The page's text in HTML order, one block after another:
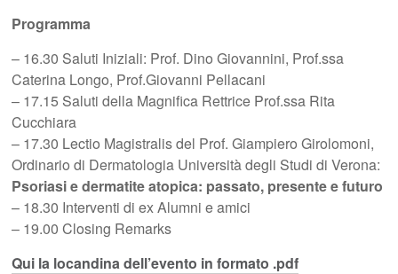
Programma
– 16.30 Saluti Iniziali: Prof. Dino Giovannini, Prof.ssa
Caterina Longo, Prof.Giovanni Pellacani
– 17.15 Saluti della Magnifica Rettrice Prof.ssa Rita
Cucchiara
– 17.30 Lectio Magistralis del Prof. Giampiero Girolomoni,
Ordinario di Dermatologia Università degli Studi di Verona:
Psoriasi e dermatite atopica: passato, presente e futuro
– 18.30 Interventi di ex Alumni e amici
– 19.00 Closing Remarks
Qui la locandina dell’evento in formato .pdf